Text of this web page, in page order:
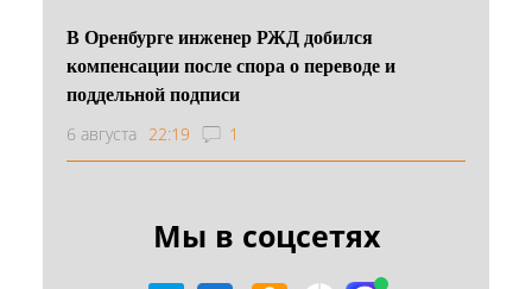
В Оренбурге инженер РЖД добился
компенсации после спора о переводе и
поддельной подписи
6 августа 22:19 1
Мы в соцсетях